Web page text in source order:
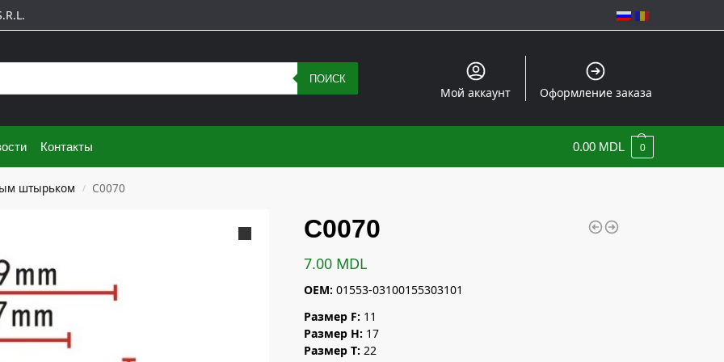
ПОИСК
Мой аккаунт Оформление заказа
Контакты 0.00 MDL 0
штырьком / C0070
C0070
7.00 MDL
OEM: 01553-03100155303101
Размер F: 11
Размер H: 17
Размер T: 22